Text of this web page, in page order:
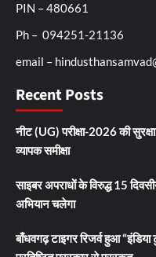
PIN – 480661
Ph – 094251-21136
email –
Recent Posts
नीट (UG) परीक्षा-2026 की
व्यापक समीक्षा
साइबर अपराधों के विरुद्ध 15
अभियान चलेगा
बाँधवगढ़ टाइगर रिजर्व हुआ